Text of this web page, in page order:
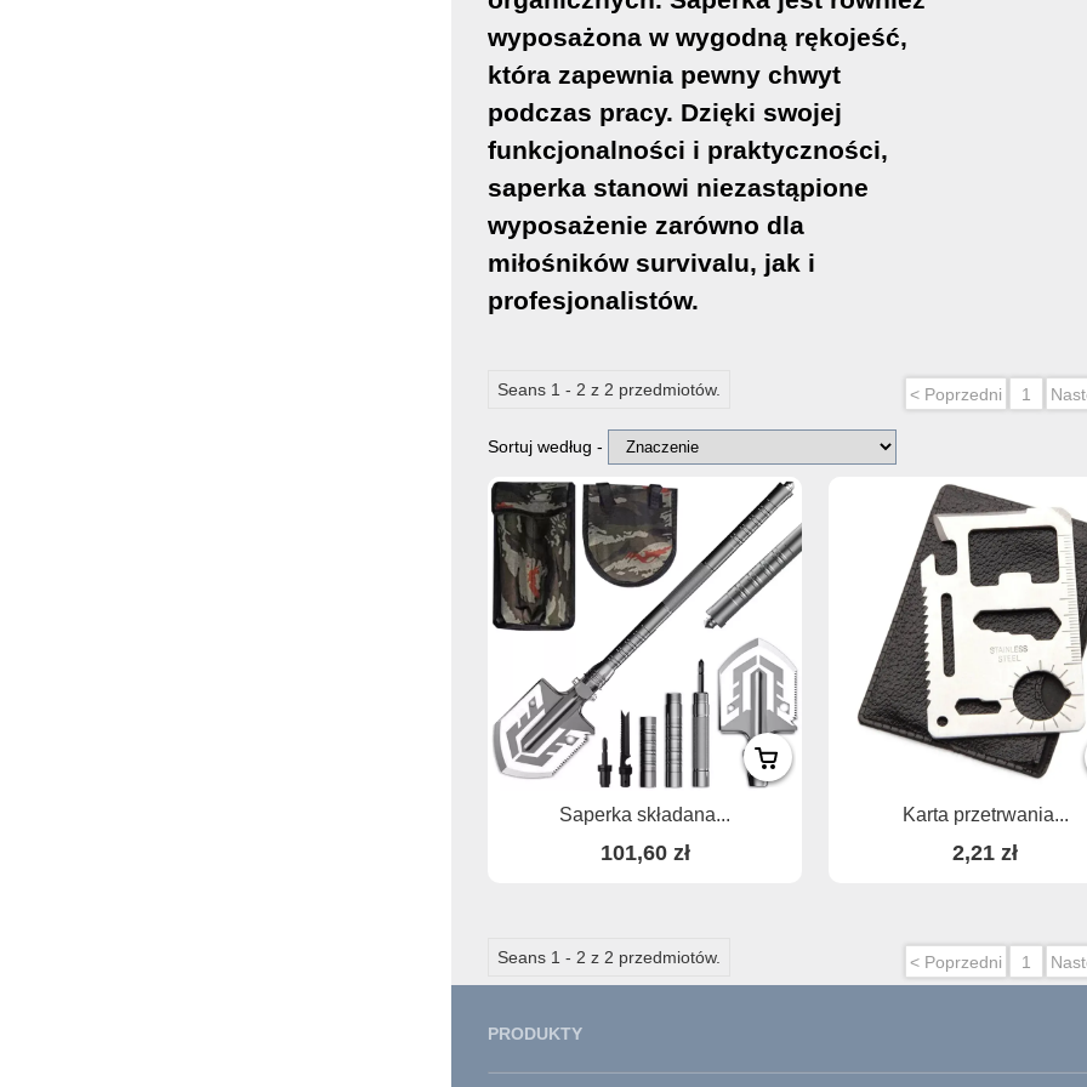
wyposażona w wygodną rękojeść,
która zapewnia pewny chwyt
podczas pracy. Dzięki swojej
funkcjonalności i praktyczności,
saperka stanowi niezastąpione
wyposażenie zarówno dla
miłośników survivalu, jak i
profesjonalistów.
Seans 1 - 2 z 2 przedmiotów. < Poprzedni 1
Sortuj według -
Saperka składana...
101,60 zł
Karta przetrwania...
2,21 zł
Seans 1 - 2 z 2 przedmiotów. < Poprzedni 1
PRODUKTY